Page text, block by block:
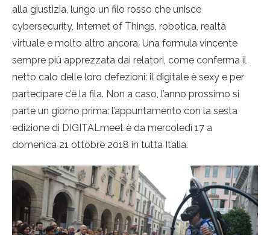
alla giustizia, lungo un filo rosso che unisce
cybersecurity, Internet of Things, robotica, realtà
virtuale e molto altro ancora. Una formula vincente
sempre più apprezzata dai relatori, come conferma il
netto calo delle loro defezioni: il digitale è sexy e per
partecipare c’è la fila. Non a caso, l’anno prossimo si
parte un giorno prima: l’appuntamento con la sesta
edizione di DIGITALmeet è da mercoledì 17 a
domenica 21 ottobre 2018 in tutta Italia.